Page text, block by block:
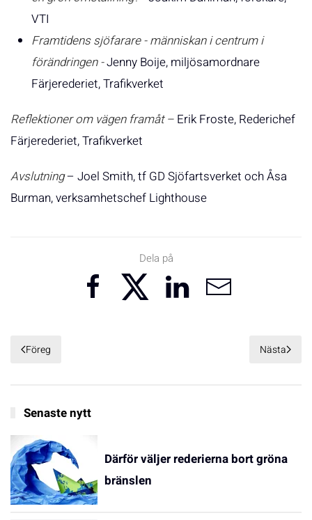
VTI
Framtidens sjöfarare - människan i centrum i
förändringen -Jenny Boije, miljösamordnare
Färjerederiet, Trafikverket
Reflektioner om vägen framåt – Erik Froste, Rederichef
Färjerederiet, Trafikverket
Avslutning– Joel Smith, tf GD Sjöfartsverket och Åsa
Burman, verksamhetschef Lighthouse
Dela på
Föreg Nästa
Senaste nytt
Därför väljer rederierna bort gröna
bränslen